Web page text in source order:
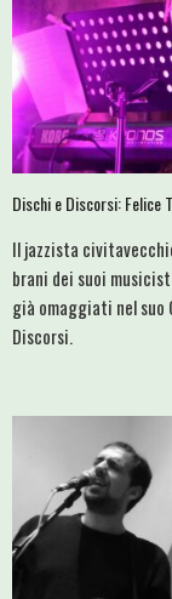
Dischi e Discorsi: Felice
Il jazzista
brani dei suoi
già omaggiati nel suo
Discorsi.